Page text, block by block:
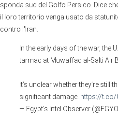
sponda sud del Golfo Persico. Dice
il loro territorio venga usato da
contro l'Iran.
In the early days of the war, the
tarmac at Muwaffaq al-Salti Air
It’s unclear whether they’re still
significant damage. https://t.co/
— Egypt's Intel Observer